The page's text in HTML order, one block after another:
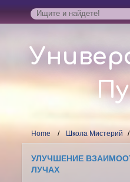
Home Школа Мистерий
УЛУЧШЕНИЕ
ЛУЧАХ